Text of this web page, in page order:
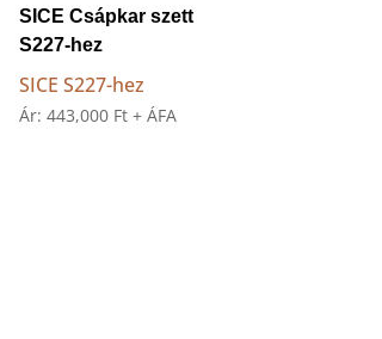
SICE Csápkar szett
S227-hez
SICE S227-hez
Ár:443,000 Ft + ÁFA